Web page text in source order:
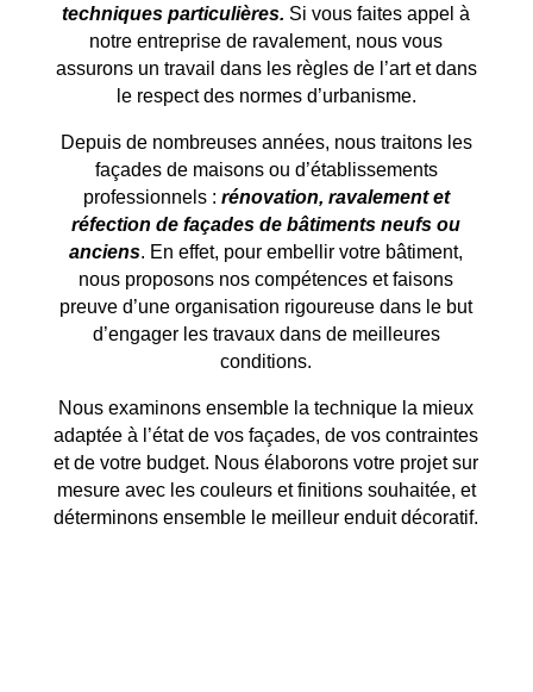
techniques particulières. Si vous faites appel à
notre entreprise de ravalement, nous vous
assurons un travail dans les règles de l’art et dans
le respect des normes d’urbanisme.
Depuis de nombreuses années, nous traitons les
façades de maisons ou d’établissements
professionnels : rénovation, ravalement et
réfection de façades de bâtiments neufs ou
anciens. En effet, pour embellir votre bâtiment,
nous proposons nos compétences et faisons
preuve d’une organisation rigoureuse dans le but
d’engager les travaux dans de meilleures
conditions.
Nous examinons ensemble la technique la mieux
adaptée à l’état de vos façades, de vos contraintes
et de votre budget. Nous élaborons votre projet sur
mesure avec les couleurs et finitions souhaitée, et
déterminons ensemble le meilleur enduit décoratif.